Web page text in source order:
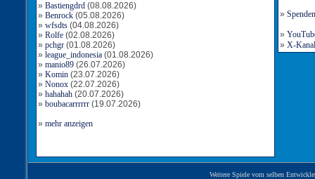
» Bastiengdrd (08.08.2026)
» Benrock (05.08.2026)
» wfsdts (04.08.2026)
» Rolfe (02.08.2026)
» pchgr (01.08.2026)
» league_indonesia (01.08.2026)
» manio89 (26.07.2026)
» Komin (23.07.2026)
» Nonox (22.07.2026)
» hahahah (20.07.2026)
» boubacarrrrrr (19.07.2026)
» mehr anzeigen
» Spenden
»
» X-
Weitere Spiele vom selben